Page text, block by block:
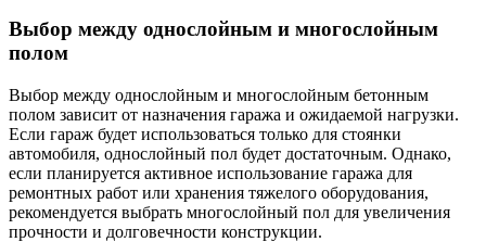
Выбор между однослойным и многослойным
полом
Выбор между однослойным и многослойным бетонным
полом зависит от назначения гаража и ожидаемой нагрузки.
Если гараж будет использоваться только для стоянки
автомобиля, однослойный пол будет достаточным. Однако,
если планируется активное использование гаража для
ремонтных работ или хранения тяжелого оборудования,
рекомендуется выбрать многослойный пол для увеличения
прочности и долговечности конструкции.